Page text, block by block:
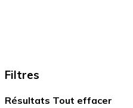
Filtres
Résultats Tout effacer